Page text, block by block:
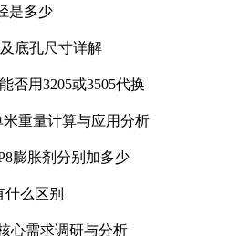
是多少
底孔尺寸详解
否用3205或3505代换
米重量计算与应用分析
膨胀剂分别加多少
什么区别
心需求调研与分析